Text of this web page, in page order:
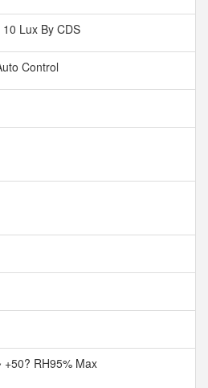
10 Lux By CDS
Control
+50? RH95% Max